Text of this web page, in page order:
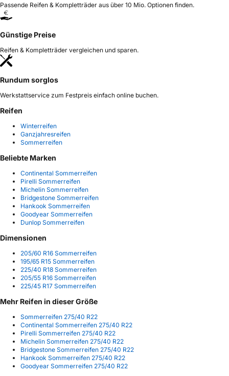
Passende Reifen & Kompletträder aus über 10 Mio. Optionen finden.
Günstige Preise
Reifen & Kompletträder vergleichen und sparen.
Rundum sorglos
Werkstattservice zum Festpreis einfach online buchen.
Reifen
Winterreifen
Ganzjahresreifen
Sommerreifen
Beliebte Marken
Continental Sommerreifen
Pirelli Sommerreifen
Michelin Sommerreifen
Bridgestone Sommerreifen
Hankook Sommerreifen
Goodyear Sommerreifen
Dunlop Sommerreifen
Dimensionen
205/60 R16 Sommerreifen
195/65 R15 Sommerreifen
225/40 R18 Sommerreifen
205/55 R16 Sommerreifen
225/45 R17 Sommerreifen
Mehr Reifen in dieser Größe
Sommerreifen 275/40 R22
Continental Sommerreifen 275/40 R22
Pirelli Sommerreifen 275/40 R22
Michelin Sommerreifen 275/40 R22
Bridgestone Sommerreifen 275/40 R22
Hankook Sommerreifen 275/40 R22
Goodyear Sommerreifen 275/40 R22